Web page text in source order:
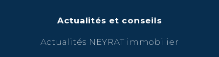
Actualités et conseils
Actualités NEYRAT immobilier